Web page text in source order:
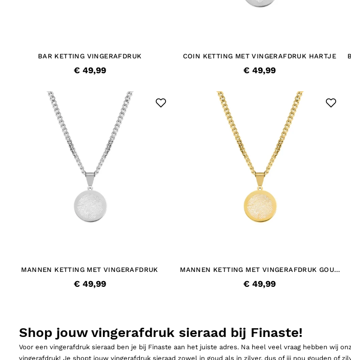
BAR KETTING VINGERAFDRUK
€ 49,99
COIN KETTING MET VINGERAFDRUK HARTJE
€ 49,99
MANNEN KETTING MET VINGERAFDRUK
€ 49,99
MANNEN KETTING MET VINGERAFDRUK GOUD
€ 49,99
Shop jouw vingerafdruk sieraad bij Finaste!
Voor een vingerafdruk sieraad ben je bij Finaste aan het juiste adres. Na heel veel vraag hebben wij
vingerafdruk! Je shopt jouw vingerafdruk sieraad zowel in goud als in zilver, dus of jij nou gouden of